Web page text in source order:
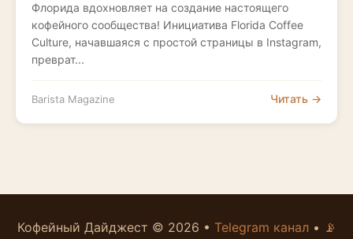
Флорида вдохновляет на создание настоящего
кофейного сообщества! Инициатива Florida Coffee
Culture, начавшаяся с простой страницы в Instagram,
преврат...
Barista Magazine Читать →
Кофейный Дайджест © 2026 • Telegram канал• 📡